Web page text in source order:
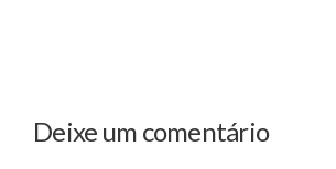
Deixe um comentário